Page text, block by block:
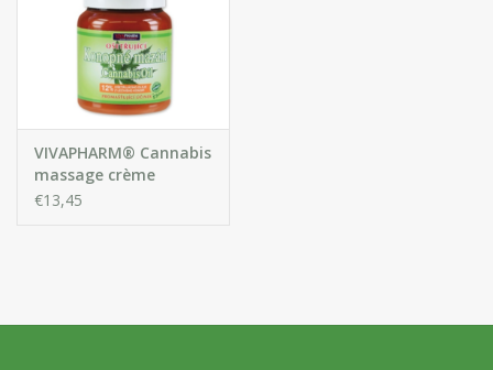
Voor Salons
Gift sets
VIVAPHARM® Cannabis
massage crème
€13,45